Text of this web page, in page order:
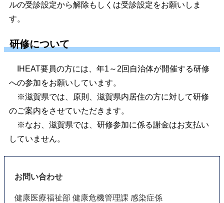
ルの受診設定から解除もしくは受診設定をお願いしま
す。
研修について
IHEAT要員の方には、年1～2回自治体が開催する研修
への参加をお願いしています。
※滋賀県では、原則、滋賀県内居住の方に対して研修
のご案内をさせていただきます。
※なお、滋賀県では、研修参加に係る謝金はお支払い
していません。
お問い合わせ
健康医療福祉部 健康危機管理課 感染症係